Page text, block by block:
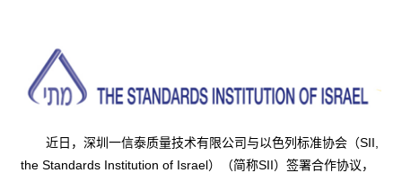
近日，深圳一信泰质量技术有限公司与以色列标准协会（SII,
the Standards Institution of Israel）（简称SII）签署合作协议，